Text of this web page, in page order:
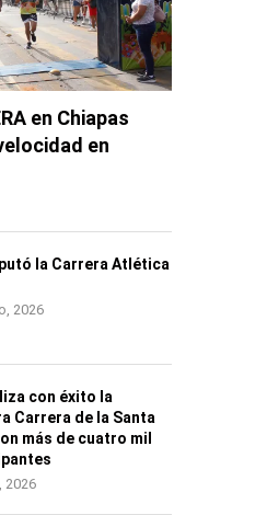
en Chiapas
en
la Carrera Atlética
2026
con éxito la
Carrera de la Santa
más de cuatro mil
2026